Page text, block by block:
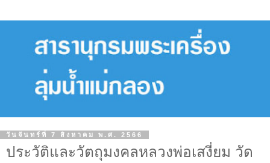
วันจันทร์ที่ 7 สิงหาคม พ.ศ. 2566
ประวัติและวัตถุมงคลหลวงพ่อเสงี่ยม วัด